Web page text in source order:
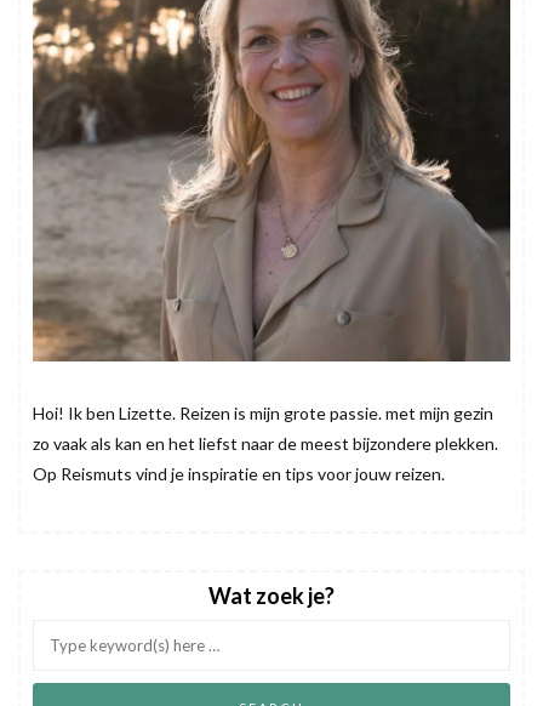
Hoi! Ik ben Lizette. Reizen is mijn grote passie. met mijn gezin
zo vaak als kan en het liefst naar de meest bijzondere plekken.
Op Reismuts vind je inspiratie en tips voor jouw reizen.
Wat zoek je?